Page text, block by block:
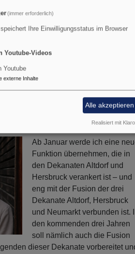
in der
Jugend Altdorf
Ab Januar werde ich eine
Funktion übernehmen, die in
den Dekanaten Altdorf und
Hersbruck verankert ist – und
eng mit der Fusion der drei
Dekanate Altdorf, Hersbruck
und Neumarkt verbunden ist.
den kommenden drei Jahren
soll nämlich auch die Fusion
dieser Dekanate vorbereitet
(immer erforderlich)
Ihre Einwilligungsstatus im Browser
Youtube-Videos
Youtube
externe Inhalte
Alle akzeptieren
Realisiert mit